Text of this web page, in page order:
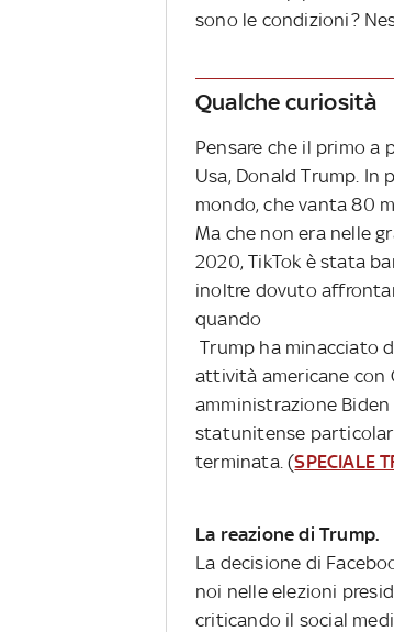
sono le condizioni?
Qualche curiosità
Pensare che il primo a
Usa, Donald Trump.
mondo, che vanta 80
Ma che non era nelle
2020, TikTok è stata
inoltre dovuto
quando
Trump ha minacciato
attività americane con
amministrazione
statunitense
terminata. (SPECIALE
La reazione di Trump.
La decisione di
noi nelle elezioni
criticando il social